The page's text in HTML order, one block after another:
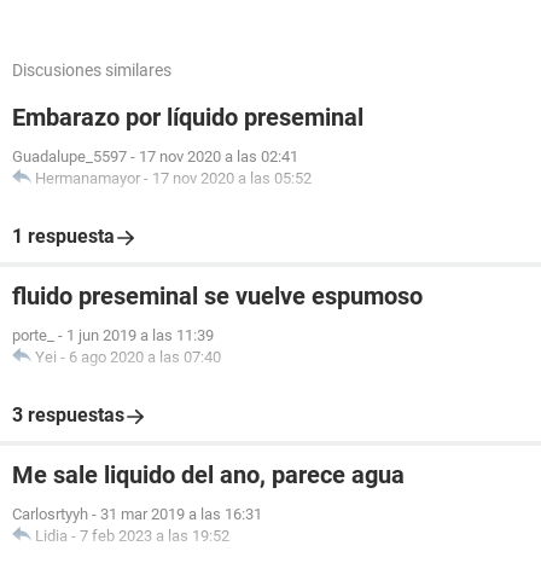
Discusiones similares
Embarazo por líquido preseminal
Guadalupe_5597 - 17 nov 2020 a las 02:41
Hermanamayor - 17 nov 2020 a las 05:52
1 respuesta
fluido preseminal se vuelve espumoso
porte_ - 1 jun 2019 a las 11:39
Yei - 6 ago 2020 a las 07:40
3 respuestas
Me sale liquido del ano, parece agua
Carlosrtyyh - 31 mar 2019 a las 16:31
Lidia - 7 feb 2023 a las 19:52